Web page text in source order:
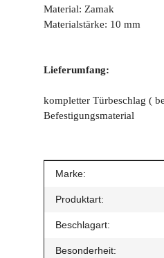
Material: Zamak
Materialstärke: 10 mm
Lieferumfang:
kompletter Türbeschlag (
Befestigungsmaterial
Produkteigenschaft
Wert
Marke:
Produktart:
Beschlagart:
Besonderheit: